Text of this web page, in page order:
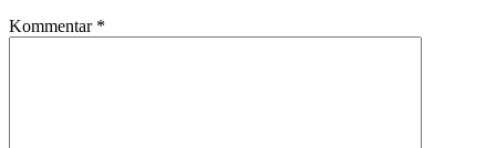
Kommentar *